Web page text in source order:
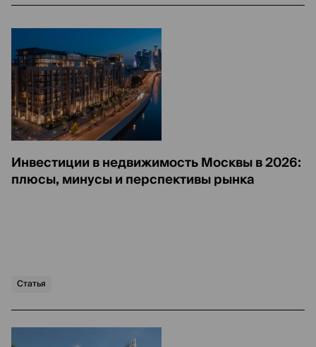
Инвестиции в недвижимость Москвы в 2026:
плюсы, минусы и перспективы рынка
Статья